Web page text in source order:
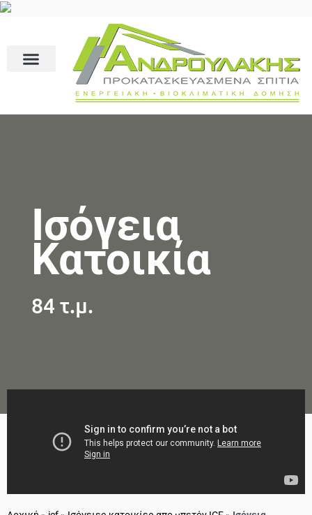
Ισόγεια
Κατοικία
84 τ.μ.